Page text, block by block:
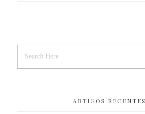
ARTIGOS RECENTES